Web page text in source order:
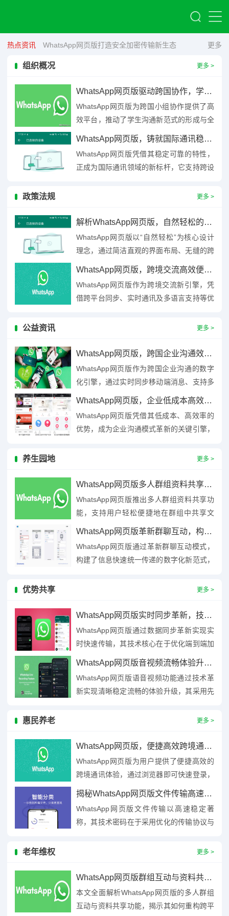
热点资讯 更多
WhatsApp网页版打造安全加密传输新生态
组织概况 更多 >
WhatsApp网页版驱动跨国协作，学生全球化沟通学习新范式
WhatsApp网页版为跨国小组协作提供了高
效平台，推动了学生沟通新范式的形成与全
球化学习实践，其即时通讯、文件共享及多
WhatsApp网页版，铸就国际通讯稳定可靠新标杆
WhatsApp网页版凭借其稳定可靠的特性，
正成为国际通讯领域的新标杆，它支持跨设
政策法规 更多 >
解析WhatsApp网页版，自然轻松的用户操作体验之道
WhatsApp网页版以“自然轻松”为核心设计
理念，通过简洁直观的界面布局、无缝的跨
设备同步功能及低学习成本的操作逻辑，为
WhatsApp网页版，跨境交流高效便捷新引擎
WhatsApp网页版作为跨境交流新引擎，凭
借跨平台同步、实时通讯及多语言支持等优
公益资讯 更多 >
WhatsApp网页版，跨国企业沟通效率的数字化引擎
WhatsApp网页版作为跨国企业沟通的数字
化引擎，通过实时同步移动端消息、支持多
设备无缝协作及跨平台数据互通功能，有效
WhatsApp网页版，企业低成本高效沟通的革新引擎
WhatsApp网页版凭借其低成本、高效率的
优势，成为企业沟通模式革新的关键引擎，
养生园地 更多 >
WhatsApp网页版多人群组资料共享新纪元，高效协作轻松启
WhatsApp网页版推出多人群组资料共享功
能，支持用户轻松便捷地在群组中共享文
件、图片、链接等资料，该功能通过简化共
WhatsApp网页版革新群聊互动，构建信息快速统一传递的数字化新范式
WhatsApp网页版通过革新群聊互动模式，
构建了信息快速统一传递的数字化新范式，
优势共享 更多 >
WhatsApp网页版实时同步革新，技术密码与用户价值
WhatsApp网页版通过数据同步革新实现实
时快速传输，其技术核心在于优化端到端加
密协议与分布式架构协同，该革新不仅提升
WhatsApp网页版音视频流畅体验升级，技术革新驱动清晰稳定新突破
WhatsApp网页版语音视频功能通过技术革
新实现清晰稳定流畅的体验升级，其采用先
惠民养老 更多 >
WhatsApp网页版，便捷高效跨境通讯新体验
WhatsApp网页版为用户提供了便捷高效的
跨境通讯体验，通过浏览器即可快速登录，
实现与手机端同步的消息收发、文件共享及
揭秘WhatsApp网页版文件传输高速稳定的技术密码与用户价值
WhatsApp网页版文件传输以高速稳定著
称，其技术密码在于采用优化的传输协议与
老年维权 更多 >
WhatsApp网页版群组互动与资料共享功能深度解析，跨平台协作新范式重构
本文全面解析WhatsApp网页版的多人群组
互动与资料共享功能，揭示其如何重构跨平